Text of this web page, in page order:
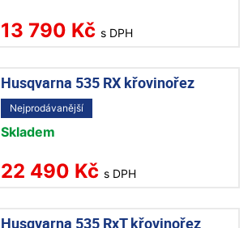
13 790 Kč s DPH
Husqvarna 535 RX křovinořez
Nejprodávanější
Skladem
22 490 Kč s DPH
Husqvarna 535 RxT křovinořez